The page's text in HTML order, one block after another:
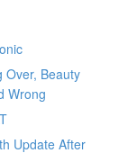
Over, Beauty
Wrong
Update After